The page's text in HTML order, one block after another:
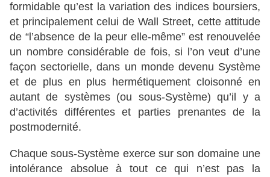
formidable qu’est la variation des indices boursiers,
et principalement celui de Wall Street, cette attitude
de “l’absence de la peur elle-même” est renouvelée
un nombre considérable de fois, si l’on veut d’une
façon sectorielle, dans un monde devenu Système
et de plus en plus hermétiquement cloisonné en
autant de systèmes (ou sous-Système) qu’il y a
d’activités différentes et parties prenantes de la
postmodernité.
Chaque sous-Système exerce sur son domaine une
intolérance absolue à tout ce qui n’est pas la